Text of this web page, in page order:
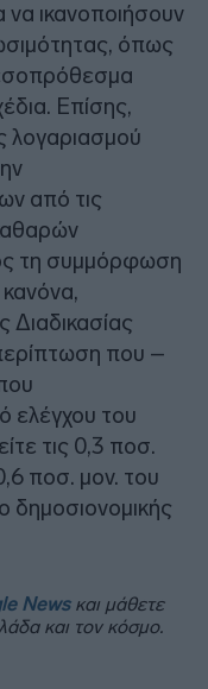
ικανοποιήσουν
όπως
Επίσης,
λογαριασμού
από τις
τη συμμόρφωση
που –
ελέγχου του
τις 0,3 ποσ.
ποσ. μον. του
δημοσιονομικής
Newsκαι μάθετε
και τον κόσμο.